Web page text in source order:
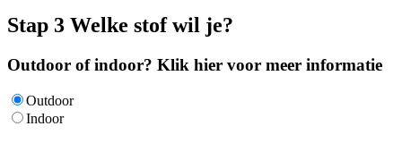
Stap 3 Welke stof wil je?
Outdoor of indoor? Klik hier voor meer informatie
Outdoor
Indoor